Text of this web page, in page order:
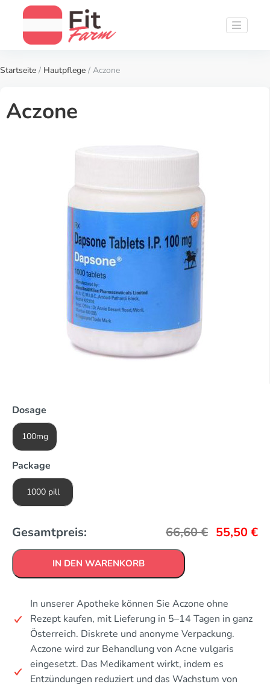
Startseite / Hautpflege / Aczone
Aczone
Dosage
100mg
Package
1000 pill
Gesamtpreis: 66,60€ 55,50€
IN DEN WARENKORB
In unserer Apotheke können Sie Aczone ohne
Rezept kaufen, mit Lieferung in 5–14 Tagen in ganz
Österreich. Diskrete und anonyme Verpackung.
Aczone wird zur Behandlung von Acne vulgaris
eingesetzt. Das Medikament wirkt, indem es
Entzündungen reduziert und das Wachstum von